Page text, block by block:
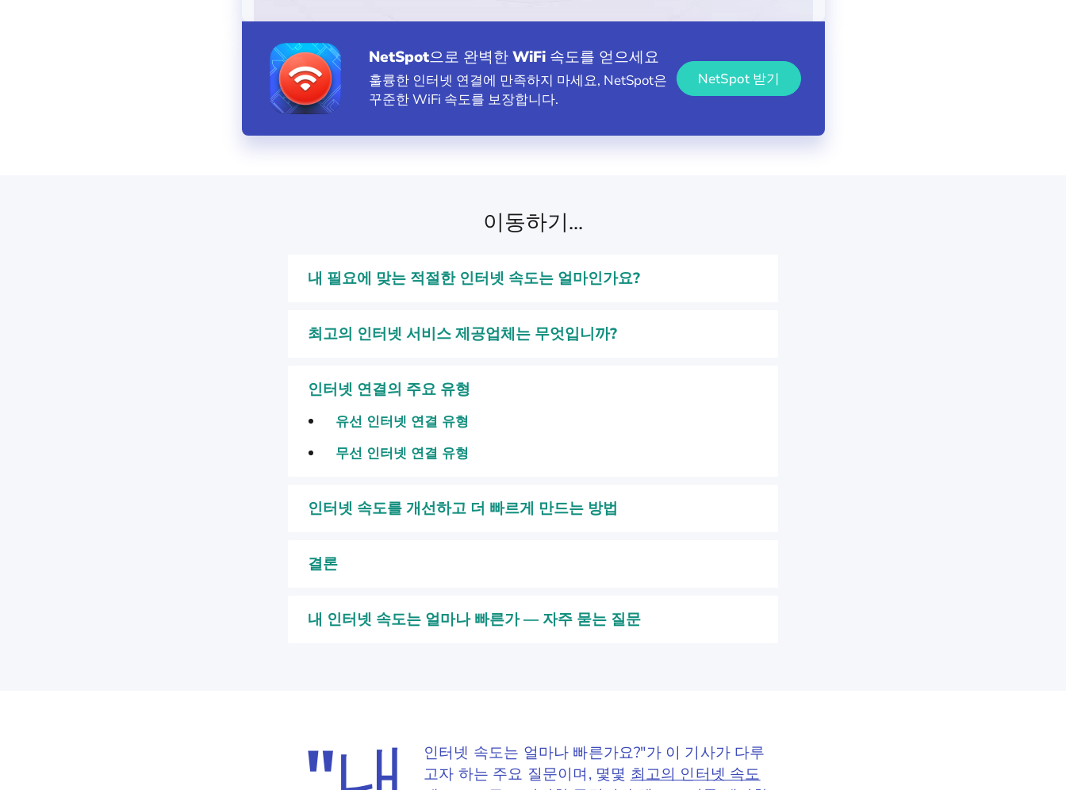
NetSpot으로 완벽한 WiFi 속도를 얻으세요
훌륭한 인터넷 연결에 만족하지 마세요, NetSpot은
꾸준한 WiFi 속도를 보장합니다.
NetSpot 받기
이동하기...
내 필요에 맞는 적절한 인터넷 속도는 얼마인가요?
최고의 인터넷 서비스 제공업체는 무엇입니까?
인터넷 연결의 주요 유형
유선 인터넷 연결 유형
무선 인터넷 연결 유형
인터넷 속도를 개선하고 더 빠르게 만드는 방법
결론
내 인터넷 속도는 얼마나 빠른가 — 자주 묻는 질문
인터넷 속도는 얼마나 빠른가요?"가 이 기사가 다루
고자 하는 주요 질문이며, 몇몇 최고의 인터넷 속도